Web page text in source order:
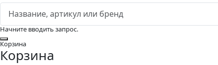
Начните вводить запрос.
Закрыть
Корзина
Корзина